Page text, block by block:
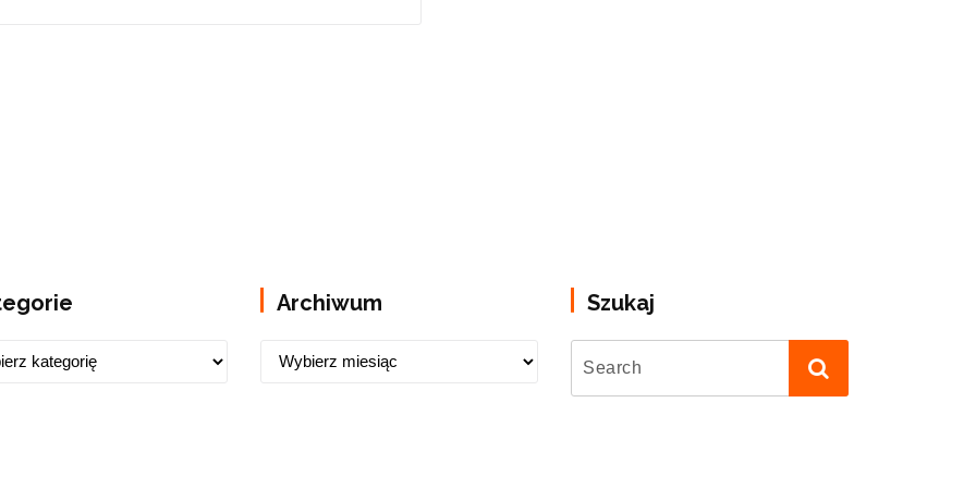
Archiwum Szukaj